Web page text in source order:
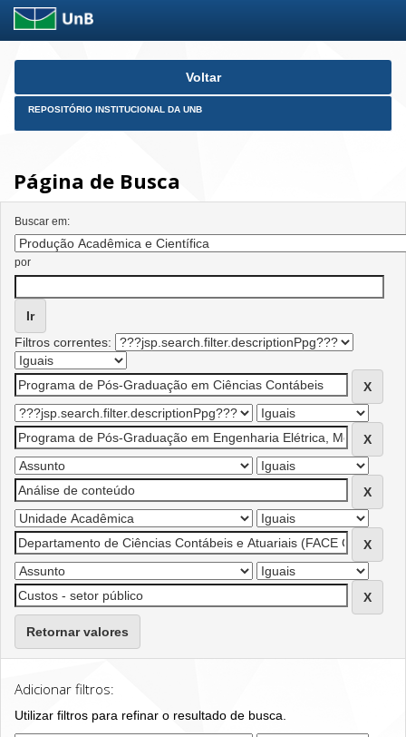
Skip
Voltar
REPOSITÓRIO INSTITUCIONAL DA UNB
Página de Busca
Buscar em:
por
Filtros correntes:
Retornar valores
Adicionar filtros:
Utilizar filtros para refinar o resultado de busca.